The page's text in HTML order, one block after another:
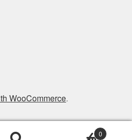
WooCommerce.
0